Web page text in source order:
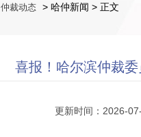
仲裁动态 > 哈仲新闻 > 正文
喜报！哈尔滨仲裁
更新时间：2026-